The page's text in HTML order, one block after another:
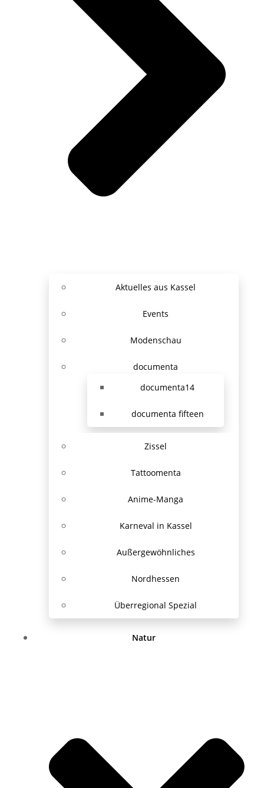
Aktuelles aus Kassel
Events
Modenschau
documenta
documenta14
documenta fifteen
Zissel
Tattoomenta
Anime-Manga
Karneval in Kassel
Außergewöhnliches
Nordhessen
Überregional Spezial
Natur